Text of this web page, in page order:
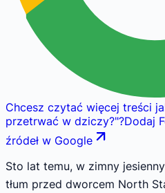
Chcesz czytać więcej treści
przetrwać w dziczy?"?Dodaj
źródeł w Google
Sto lat temu, w zimny
tłum przed dworcem North